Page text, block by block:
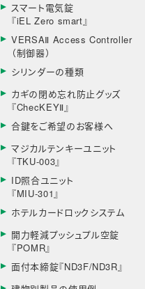
スマート電気錠
『iEL Zero smart』
VERSAⅡ Access Controller
（制御器）
シリンダーの種類
カギの閉め忘れ防止グッズ
『ChecKEYⅡ』
合鍵をご希望のお客様へ
マジカルテンキーユニット
『TKU-003』
ID照合ユニット
『MIU-301』
ホテルカードロックシステム
開力軽減プッシュプル空錠
『POMR』
面付本締錠『ND3F/ND3R』